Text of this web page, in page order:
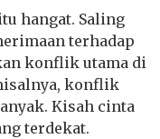
hangat. Saling
terhadap
konflik utama di
konflik
Kisah cinta
terdekat.